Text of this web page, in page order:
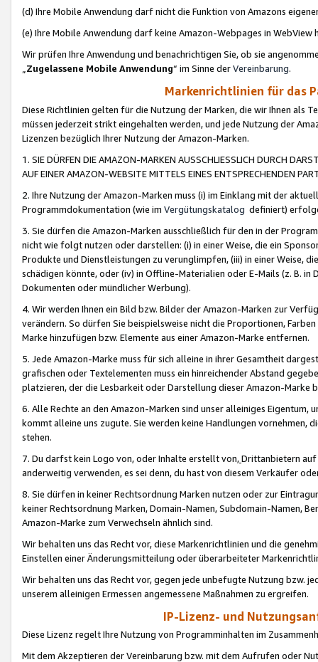
(d) Ihre Mobile Anwendung darf nicht die Funktion von Amazons
(e) Ihre Mobile Anwendung darf keine Amazon-Webpages in WebView
Wir prüfen Ihre Anwendung und benachrichtigen Sie, ob sie
„Zugelassene Mobile Anwendung“ im Sinne derVereinbarung.
Markenrichtlinien für das
Diese Richtlinien gelten für die Nutzung der Marken, die wir Ihnen als
müssen jederzeit strikt eingehalten werden, und jede Nutzung der
Lizenzen bezüglich Ihrer Nutzung der Amazon-Marken.
1. SIE DÜRFEN DIE AMAZON-MARKEN AUSSCHLIESSLICH DURCH
AUF EINER AMAZON-WEBSITE MITTELS EINES ENTSPRECHENDEN
2. Ihre Nutzung der Amazon-Marken muss (i) im Einklang mit der
Programmdokumentation (wie im Vergütungskatalog definiert)
3. Sie dürfen die Amazon-Marken ausschließlich für den in der
nicht wie folgt nutzen oder darstellen: (i) in einer Weise, die ein
Produkte und Dienstleistungen zu verunglimpfen, (iii) in einer Weise,
schädigen könnte, oder (iv) in Offline-Materialien oder E-Mails (z. B. in
Dokumenten oder mündlicher Werbung).
4. Wir werden Ihnen ein Bild bzw. Bilder der Amazon-Marken zur
verändern. So dürfen Sie beispielsweise nicht die Proportionen,
Marke hinzufügen bzw. Elemente aus einer Amazon-Marke entfernen.
5. Jede Amazon-Marke muss für sich alleine in ihrer Gesamtheit
grafischen oder Textelementen muss ein hinreichender Abstand
platzieren, der die Lesbarkeit oder Darstellung dieser Amazon-Marke
6. Alle Rechte an den Amazon-Marken sind unser alleiniges
kommt alleine uns zugute. Sie werden keine Handlungen vornehmen,
stehen.
7. Du darfst kein Logo von, oder Inhalte erstellt von,Drittanbietern auf
anderweitig verwenden, es sei denn, du hast von diesem Verkäufer
8. Sie dürfen in keiner Rechtsordnung Marken nutzen oder zur
keiner Rechtsordnung Marken, Domain-Namen, Subdomain-Namen,
Amazon-Marke zum Verwechseln ähnlich sind.
Wir behalten uns das Recht vor, diese Markenrichtlinien und die
Einstellen einer Änderungsmitteilung oder überarbeiteter
Wir behalten uns das Recht vor, gegen jede unbefugte Nutzung bzw.
unserem alleinigen Ermessen angemessene Maßnahmen zu ergreifen.
IP-Lizenz- und
Diese Lizenz regelt Ihre Nutzung von Programminhalten im
Mit dem Akzeptieren der Vereinbarung bzw. mit dem Aufrufen oder